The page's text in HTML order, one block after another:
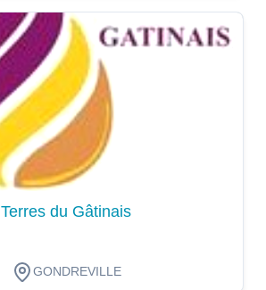
Terres du Gâtinais
GONDREVILLE